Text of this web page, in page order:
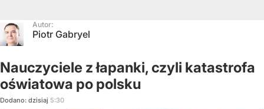
Autor:
Piotr Gabryel
Nauczyciele z łapanki, czyli katastrofa
oświatowa po polsku
Dodano: dzisiaj 5:30